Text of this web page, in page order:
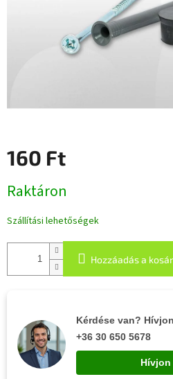
160 Ft
Raktáron
Szállítási lehetőségek
Hozzáadás a
Kérdése van?
+36 30 650 5678